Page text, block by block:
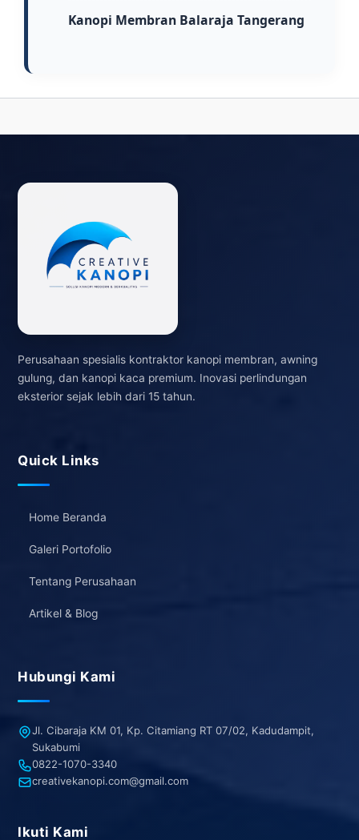
Kanopi Membran Balaraja Tangerang
Perusahaan spesialis kontraktor kanopi membran, awning
gulung, dan kanopi kaca premium. Inovasi perlindungan
eksterior sejak lebih dari 15 tahun.
Quick Links
Home Beranda
Galeri Portofolio
Tentang Perusahaan
Artikel & Blog
Hubungi Kami
Jl. Cibaraja KM 01, Kp. Citamiang RT 07/02, Kadudampit,
Sukabumi
0822-1070-3340
creativekanopi.com@gmail.com
Ikuti Kami